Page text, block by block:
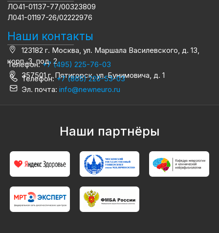
ЛО41-01137-77/00323809
Л041-01197-26/02222976
Наши контакты
123182 г. Москва, ул. Маршала Василевского, д. 13,
корп. 3, под. 2
Телефон:+7 (495) 225-76-03
357501 г. Пятигорск, ул. Бунимовича, д. 1
Телефон:+7 (865) 220-53-03
Эл. почта: info@newneuro.ru
Наши партнёры